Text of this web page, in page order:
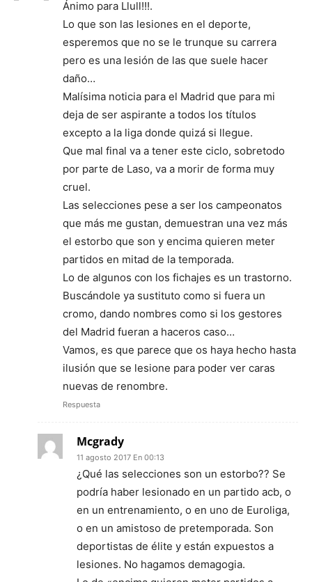
Ánimo para Llull!!!.
Lo que son las lesiones en el deporte,
esperemos que no se le trunque su carrera
pero es una lesión de las que suele hacer
daño…
Malísima noticia para el Madrid que para mi
deja de ser aspirante a todos los títulos
excepto a la liga donde quizá si llegue.
Que mal final va a tener este ciclo, sobretodo
por parte de Laso, va a morir de forma muy
cruel.
Las selecciones pese a ser los campeonatos
que más me gustan, demuestran una vez más
el estorbo que son y encima quieren meter
partidos en mitad de la temporada.
Lo de algunos con los fichajes es un trastorno.
Buscándole ya sustituto como si fuera un
cromo, dando nombres como si los gestores
del Madrid fueran a haceros caso…
Vamos, es que parece que os haya hecho hasta
ilusión que se lesione para poder ver caras
nuevas de renombre.
Respuesta
Mcgrady
11 agosto 2017 En 00:13
¿Qué las selecciones son un estorbo?? Se
podría haber lesionado en un partido acb, o
en un entrenamiento, o en uno de Euroliga,
o en un amistoso de pretemporada. Son
deportistas de élite y están expuestos a
lesiones. No hagamos demagogia.